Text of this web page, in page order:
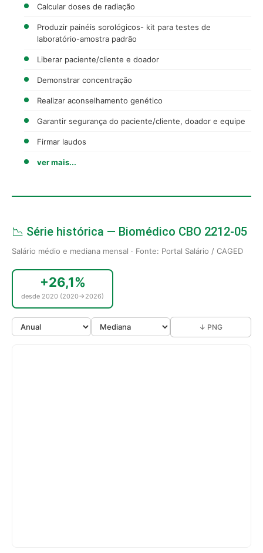
Calcular doses de radiação
Produzir painéis sorológicos- kit para testes de
laboratório-amostra padrão
Liberar paciente/cliente e doador
Demonstrar concentração
Realizar aconselhamento genético
Garantir segurança do paciente/cliente, doador e equipe
Firmar laudos
ver mais...
📉 Série histórica — Biomédico CBO 2212-05
Salário médio e mediana mensal · Fonte: Portal Salário / CAGED
+26,1%
desde 2020 (2020→2026)
↓ PNG